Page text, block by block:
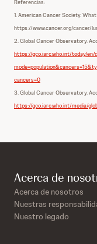
Referencias:
1. American Cancer Society.
https://www.cancer.org/cancer/
2. Global Cancer Observatory.
https://gco.iarc.who.int/today/
cancers=0
3. Global Cancer Observatory.
https://gco.iarc.who.int/media/
Acerca de
Acerca de nosotros
Nuestras
Nuestro legado